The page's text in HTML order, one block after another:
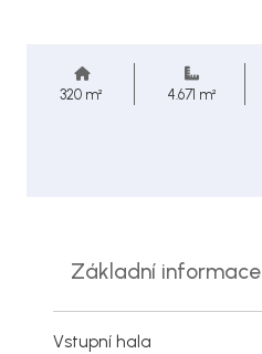
320 m² 4.671 m²
Základní informace
Vstupní hala